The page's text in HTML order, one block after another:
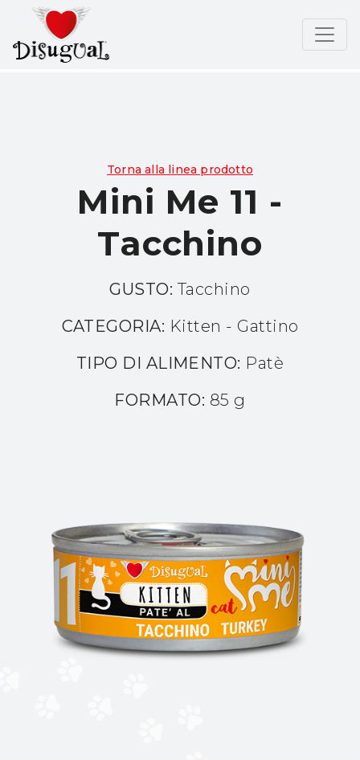
Torna alla linea prodotto
Mini Me 11 -
Tacchino
GUSTO:Tacchino
CATEGORIA: Kitten - Gattino
TIPO DI ALIMENTO: Patè
FORMATO: 85 g